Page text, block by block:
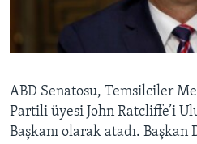
SANAT
Diller
ABD Senatosu, Temsilciler
Partili üyesi John Ratcliffe’i
Başkanı olarak atadı. Başkan